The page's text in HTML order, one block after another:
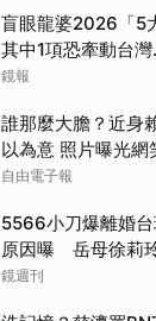
盲眼龍婆2026「5
其中1項恐牽動台
鏡報
誰那麼大膽？近身
以為意 照片曝光網
自由電子報
5566小刀爆離婚
原因曝 岳母徐莉
鏡週刊